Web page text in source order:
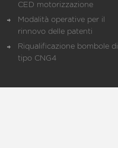
CED motorizzazione
Modalità operative per il
rinnovo delle patenti
Riqualificazione bombole di
tipo CNG4